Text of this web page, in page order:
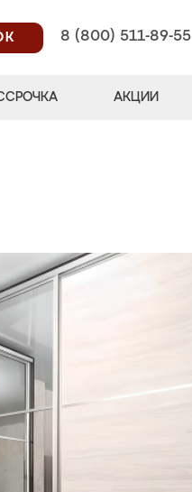
8 (800) 511-89-55
АКЦИИ